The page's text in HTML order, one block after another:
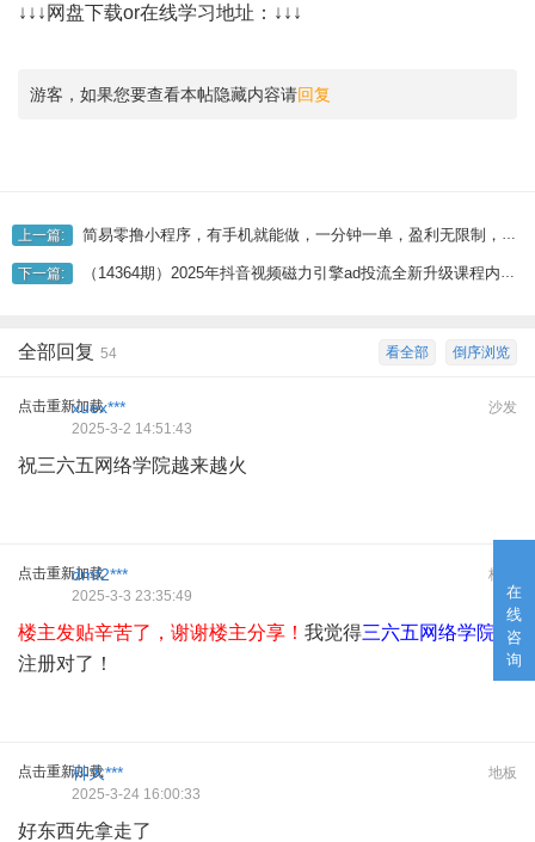
在
线
咨
询
↓↓↓网盘下载or在线学习地址：↓↓↓
游客，如果您要查看本帖隐藏内容请回复
上一篇: 简易零撸小程序，有手机就能做，一分钟一单，盈利无限制，详尽实际操作步骤
下一篇: （14364期）2025年抖音视频磁力引擎ad投流全新升级课程内容，零基础入门 底层思维 实际操作
倒序浏览
看全部
全部回复 54
点击重新加载 沙发
xuex***
2025-3-2 14:51:43
祝三六五网络学院越来越火
点击重新加载 板凳
dmf2***
2025-3-3 23:35:49
楼主发贴辛苦了，谢谢楼主分享！ 我觉得三六五网络学院
是
注册对了！
点击重新加载 地板
科大***
2025-3-24 16:00:33
好东西先拿走了